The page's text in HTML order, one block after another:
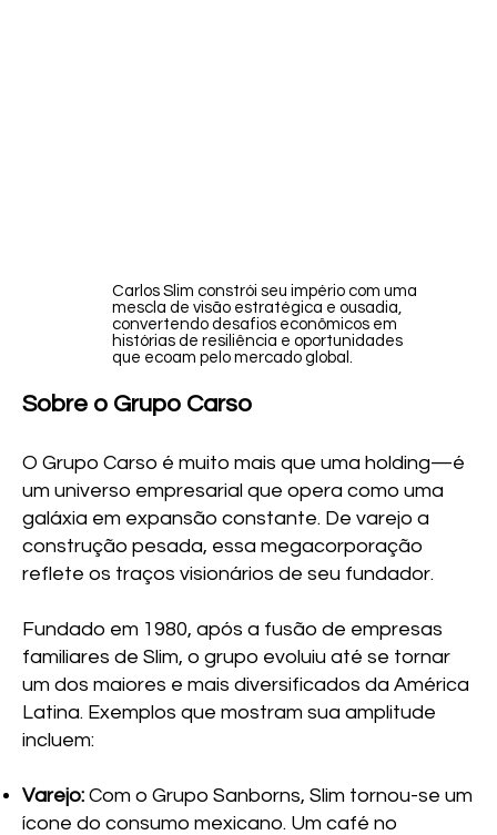
Carlos Slim constrói seu império com uma
mescla de visão estratégica e ousadia,
convertendo desafios econômicos em
histórias de resiliência e oportunidades
que ecoam pelo mercado global.
Sobre o Grupo Carso
O Grupo Carso é muito mais que uma holding—é
um universo empresarial que opera como uma
galáxia em expansão constante. De varejo a
construção pesada, essa megacorporação
reflete os traços visionários de seu fundador.
Fundado em 1980, após a fusão de empresas
familiares de Slim, o grupo evoluiu até se tornar
um dos maiores e mais diversificados da América
Latina. Exemplos que mostram sua amplitude
incluem:
Varejo: Com o Grupo Sanborns, Slim tornou-se um
ícone do consumo mexicano. Um café no